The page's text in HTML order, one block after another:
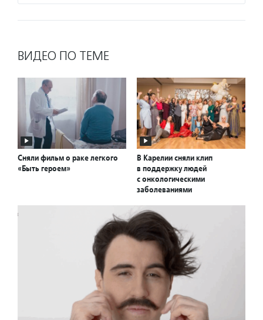
ВИДЕО ПО ТЕМЕ
Сняли фильм о раке легкого
«Быть героем»
В Карелии сняли клип
в поддержку людей
с онкологическими
заболеваниями